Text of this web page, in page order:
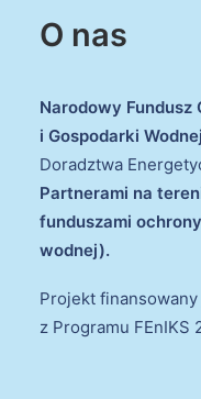
O nas
Narodowy
i Gospodarki
Doradztwa
Partnerami na
funduszami
wodnej).
Projekt
z Programu FEnIKS